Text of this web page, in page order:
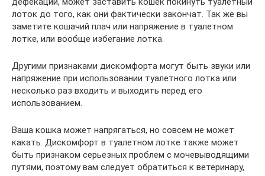
лоток до того, как они фактически закончат. Так же вы
заметите кошачий плач или напряжение в туалетном
лотке, или вообще избегание лотка.
Другими признаками дискомфорта могут быть звуки или
напряжение при использовании туалетного лотка или
несколько раз входить и выходить перед его
использованием.
Ваша кошка может напрягаться, но совсем не может
какать. Дискомфорт в туалетном лотке также может
быть признаком серьезных проблем с мочевыводящими
путями, поэтому вам следует обратиться к ветеринару,